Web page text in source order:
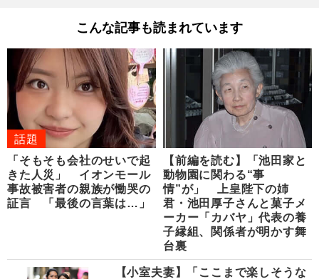
こんな記事も読まれています
話題
「そもそも会社のせいで起
きた人災」 イオンモール
事故被害者の親族が慟哭の
証言 「最後の言葉は…」
【前編を読む】「池田家と
動物園に関わる“事
情”が」 上皇陛下の姉
君・池田厚子さんと菓子メ
ーカー「カバヤ」代表の養
子縁組、関係者が明かす舞
台裏
【小室夫妻】「ここまで楽しそうな